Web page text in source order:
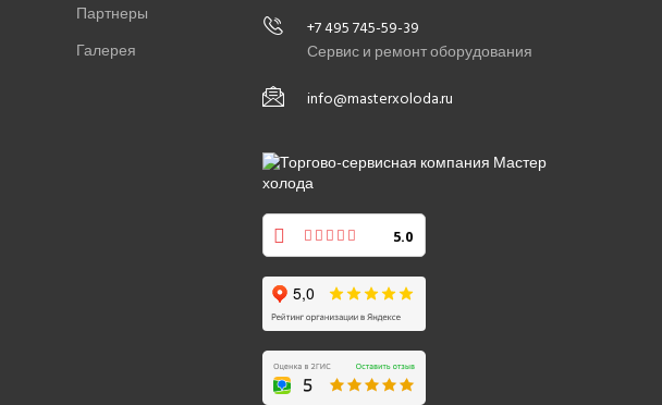
Партнеры
Галерея
+7 495 745-59-39
Сервис и ремонт оборудования
info@masterxoloda.ru
5.0